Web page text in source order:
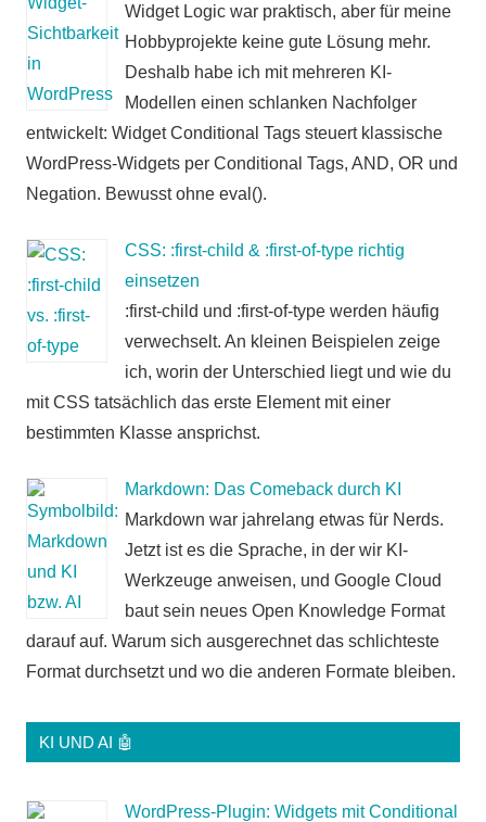
Widget Logic war praktisch, aber für meine
Hobbyprojekte keine gute Lösung mehr.
Deshalb habe ich mit mehreren KI-
Modellen einen schlanken Nachfolger
entwickelt: Widget Conditional Tags steuert klassische
WordPress-Widgets per Conditional Tags, AND, OR und
Negation. Bewusst ohne eval().
CSS: :first-child & :first-of-type richtig
einsetzen
:first-child und :first-of-type werden häufig
verwechselt. An kleinen Beispielen zeige
ich, worin der Unterschied liegt und wie du
mit CSS tatsächlich das erste Element mit einer
bestimmten Klasse ansprichst.
Markdown: Das Comeback durch KI
Markdown war jahrelang etwas für Nerds.
Jetzt ist es die Sprache, in der wir KI-
Werkzeuge anweisen, und Google Cloud
baut sein neues Open Knowledge Format
darauf auf. Warum sich ausgerechnet das schlichteste
Format durchsetzt und wo die anderen Formate bleiben.
KI UND AI 🤖
WordPress-Plugin: Widgets mit Conditional